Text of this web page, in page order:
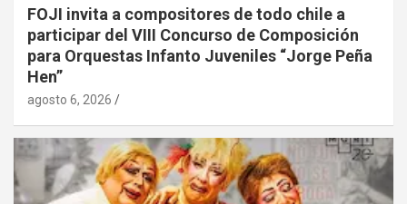
FOJI invita a compositores de todo chile a
participar del VIII Concurso de Composición
para Orquestas Infanto Juveniles “Jorge Peña
Hen”
agosto 6, 2026